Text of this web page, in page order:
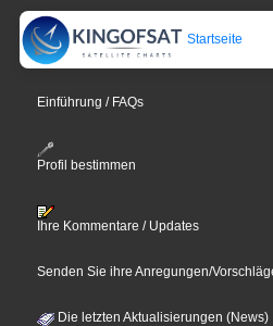
Startseite
Einführung / FAQs
Profil bestimmen
Ihre Kommentare / Updates
Senden Sie ihre Anregungen/
Die letzten Aktualisierungen (News)